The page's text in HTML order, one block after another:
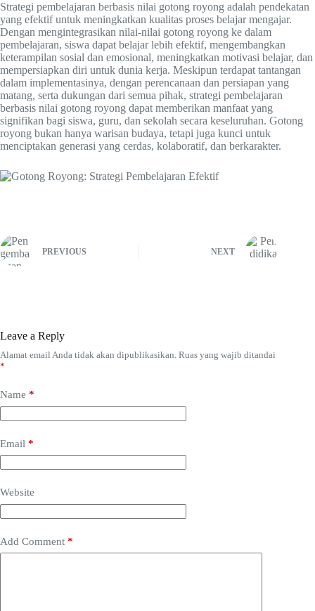
Strategi pembelajaran berbasis nilai gotong royong adalah pendekatan
yang efektif untuk meningkatkan kualitas proses belajar mengajar.
Dengan mengintegrasikan nilai-nilai gotong royong ke dalam
pembelajaran, siswa dapat belajar lebih efektif, mengembangkan
keterampilan sosial dan emosional, meningkatkan motivasi belajar, dan
mempersiapkan diri untuk dunia kerja. Meskipun terdapat tantangan
dalam implementasinya, dengan perencanaan dan persiapan yang
matang, serta dukungan dari semua pihak, strategi pembelajaran
berbasis nilai gotong royong dapat memberikan manfaat yang
signifikan bagi siswa, guru, dan sekolah secara keseluruhan. Gotong
royong bukan hanya warisan budaya, tetapi juga kunci untuk
menciptakan generasi yang cerdas, kolaboratif, dan berkarakter.
PREVIOUS NEXT
Leave a Reply
Alamat email Anda tidak akan dipublikasikan. Ruas yang wajib ditandai
*
Name *
Email *
Website
Add Comment *